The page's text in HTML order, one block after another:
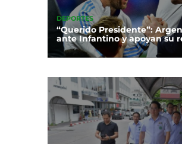
DEPORTES
“Querido Presidente”:
ante Infantino y apoyan su